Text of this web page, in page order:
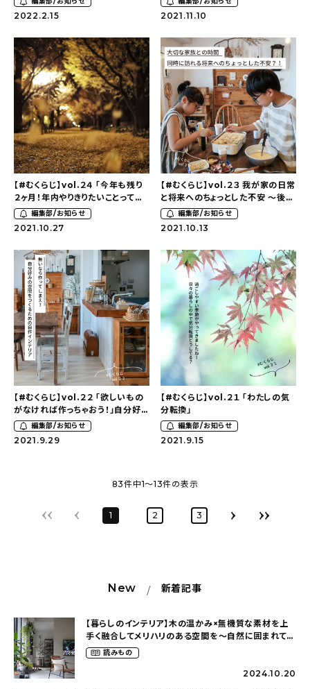
幸せを紡いで（cheerful.lifeさ
2022.2.15
kaoriさん）
2021.11.10
【#むくらじ】vol.２４ 「今年も残り
２ヶ月！年内やりきりたいことってあ
りますか？」
編集部/お知らせ
2021.10.27
【#むくらじ】vol.２３ 我が家の日常
と将来へのちょっとした不安 〜後編
（ゲスト：megu+さん）
編集部/お知らせ
2021.10.13
【#むくらじ】vol.２２ 「欲しいもの
がなければ作っちゃおう！」自分好
みのインテリアを生み出すDIY〜前
編（ゲスト：megu+さん）
編集部/お知らせ
2021.9.29
【#むくらじ】vol.２１ 「わたしの気
分転換」
編集部/お知らせ
2021.9.15
83件中1〜13件の表示
1 2 3
New 新着記事
【暮らしのインテリア】木の温かみ×無機質な素材を上
手く融合してメリハリのある空間を〜自然に囲まれて暮
らす（ki_no_ieさん）
読みもの
2024.10.20